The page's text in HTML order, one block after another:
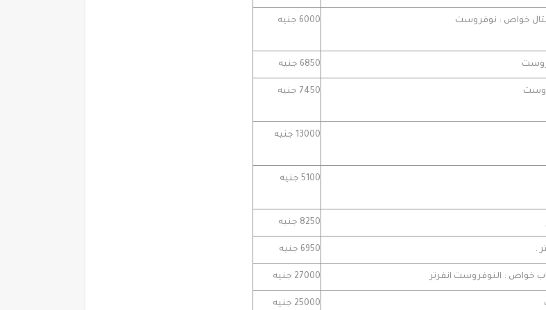
6000 جنيه
6850 جنيه
7450 جنيه
13000 جنيه
5100 جنيه
8250 جنيه
6950 جنيه
27000 جنيه
25000 جنيه